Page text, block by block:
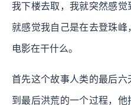
我下楼去取，我就突然感
就感觉我自己是在去登珠
电影在干什么。
首先这个故事人类的最后
到最后洪荒的一个过程，